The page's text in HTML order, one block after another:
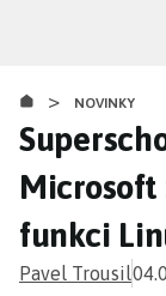
obsahu
> NOVINKY
funkci
Pavel Trousil